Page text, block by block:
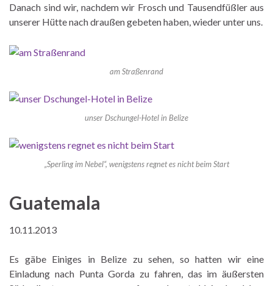
Danach sind wir, nachdem wir Frosch und Tausendfüßler aus
unserer Hütte nach draußen gebeten haben, wieder unter uns.
am Straßenrand
unser Dschungel-Hotel in Belize
„Sperling im Nebel“, wenigstens regnet es nicht beim Start
Guatemala
10.11.2013
Es gäbe Einiges in Belize zu sehen, so hatten wir eine
Einladung nach Punta Gorda zu fahren, das im äußersten